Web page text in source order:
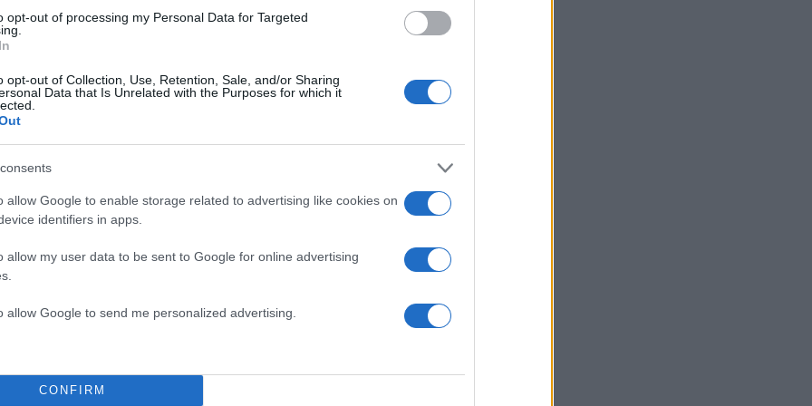
opt-out of processing my Personal Data for Targeted
opt-out of Collection, Use, Retention, Sale, and/or Sharing
Data that Is Unrelated with the Purposes for which it
allow Google to enable storage related to advertising like cookies on
identifiers in apps.
allow my user data to be sent to Google for online advertising
allow Google to send me personalized advertising.
CONFIRM
«Η αγάπη του κόσμου και η
με ξεκούραζε»
στο γεγονός ότι φέτος την Ελλάδα εκπροσώπησε
καλλιτέχνης που ψηφίστηκε μεταξύ άλλων σε εθνικό
κάποια απευθείας ανάθεση όπως έχουμε δει να συμβαίνει